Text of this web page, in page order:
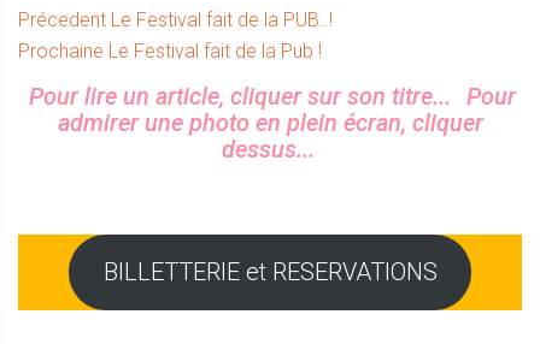
Navigation
de
l’article
Précedent Article
précédent :
Le Festival fait de la PUB..!
Prochaine Article
Le Festival fait de la Pub !
Sidebar
Pour lire un article, cliquer sur son titre...
Pour
admirer une photo en plein écran, cliquer
dessus...
BILLETTERIE et RESERVATIONS